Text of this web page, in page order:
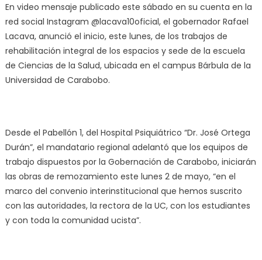
de la UC
En video mensaje publicado este sábado en su cuenta en la
red social Instagram @lacava10oficial, el gobernador Rafael
Lacava, anunció el inicio, este lunes, de los trabajos de
rehabilitación integral de los espacios y sede de la escuela
de Ciencias de la Salud, ubicada en el campus Bárbula de la
Universidad de Carabobo.
Desde el Pabellón 1, del Hospital Psiquiátrico “Dr. José Ortega
Durán”, el mandatario regional adelantó que los equipos de
trabajo dispuestos por la Gobernación de Carabobo, iniciarán
las obras de remozamiento este lunes 2 de mayo, “en el
marco del convenio interinstitucional que hemos suscrito
con las autoridades, la rectora de la UC, con los estudiantes
y con toda la comunidad ucista”.